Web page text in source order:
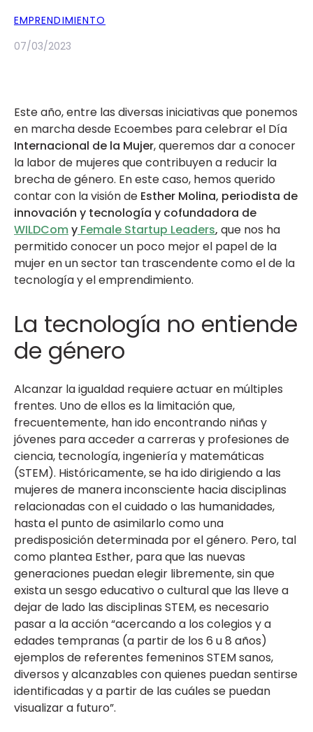
EMPRENDIMIENTO
07/03/2023
Este año, entre las diversas iniciativas que ponemos
en marcha desde Ecoembes para celebrar el Día
Internacional de la Mujer, queremos dar a conocer
la labor de mujeres que contribuyen a reducir la
brecha de género. En este caso, hemos querido
contar con la visión de Esther Molina, periodista de
innovación y tecnología y cofundadora de
WILDComy Female Startup Leaders, que nos ha
permitido conocer un poco mejor el papel de la
mujer en un sector tan trascendente como el de la
tecnología y el emprendimiento.
La tecnología no entiende
de género
Alcanzar la igualdad requiere actuar en múltiples
frentes. Uno de ellos es la limitación que,
frecuentemente, han ido encontrando niñas y
jóvenes para acceder a carreras y profesiones de
ciencia, tecnología, ingeniería y matemáticas
(STEM). Históricamente, se ha ido dirigiendo a las
mujeres de manera inconsciente hacia disciplinas
relacionadas con el cuidado o las humanidades,
hasta el punto de asimilarlo como una
predisposición determinada por el género. Pero, tal
como plantea Esther, para que las nuevas
generaciones puedan elegir libremente, sin que
exista un sesgo educativo o cultural que las lleve a
dejar de lado las disciplinas STEM, es necesario
pasar a la acción “acercando a los colegios y a
edades tempranas (a partir de los 6 u 8 años)
ejemplos de referentes femeninos STEM sanos,
diversos y alcanzables con quienes puedan sentirse
identificadas y a partir de las cuáles se puedan
visualizar a futuro”.